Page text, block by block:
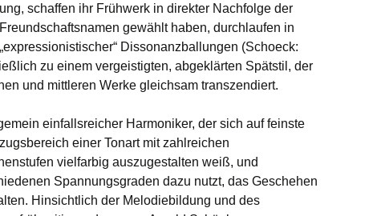
schaffen ihr Frühwerk in direkter Nachfolge der
gewählt haben, durchlaufen in
Dissonanzballungen (Schoeck:
zu einem vergeistigten, abgeklärten Spätstil, der
und mittleren Werke gleichsam transzendiert.
einfallsreicher Harmoniker, der sich auf feinste
einer Tonart mit zahlreichen
vielfarbig auszugestalten weiß, und
Spannungsgraden dazu nutzt, das Geschehen
Hinsichtlich der Melodiebildung und des